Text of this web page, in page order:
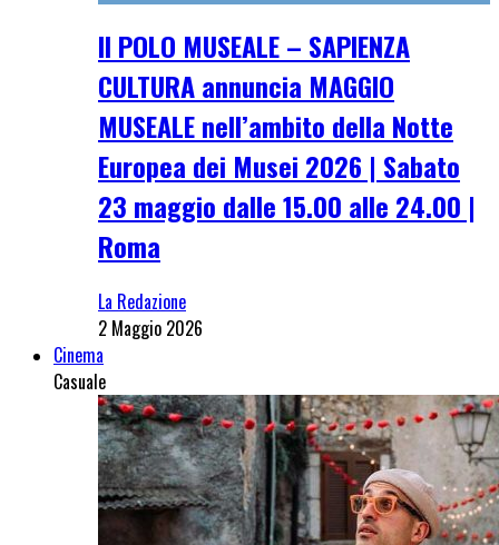
Il POLO MUSEALE – SAPIENZA
CULTURA annuncia MAGGIO
MUSEALE nell’ambito della Notte
Europea dei Musei 2026 | Sabato
23 maggio dalle 15.00 alle 24.00 |
Roma
La Redazione
2 Maggio 2026
Cinema
Casuale